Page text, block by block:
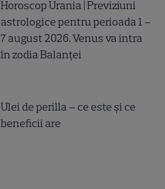
Horoscop Urania | Previziuni
astrologice pentru perioada 1 –
7 august 2026. Venus va intra
în zodia Balanței
Ulei de perilla – ce este și ce
beneficii are